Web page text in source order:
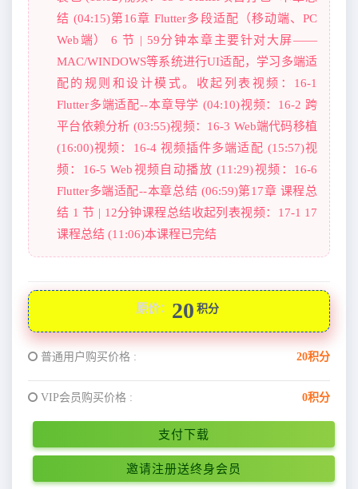
结 (04:15)第16章 Flutter多段适配（移动端、PC
Web端） 6 节 | 59分钟本章主要针对大屏——
MAC/WINDOWS等系统进行UI适配，学习多端适
配的规则和设计模式。收起列表视频：16-1
Flutter多端适配--本章导学 (04:10)视频：16-2 跨
平台依赖分析 (03:55)视频：16-3 Web端代码移植
(16:00)视频：16-4 视频插件多端适配 (15:57)视
频：16-5 Web视频自动播放 (11:29)视频：16-6
Flutter多端适配--本章总结 (06:59)第17章 课程总
结 1 节 | 12分钟课程总结收起列表视频：17-1 17
课程总结 (11:06)本课程已完结
原价： 20 积分
普通用户购买价格 : 20积分
VIP会员购买价格 : 0积分
支付下载
邀请注册送终身会员